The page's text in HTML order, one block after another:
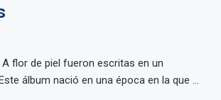
flor de piel fueron escritas en un
álbum nació en una época en la que ...